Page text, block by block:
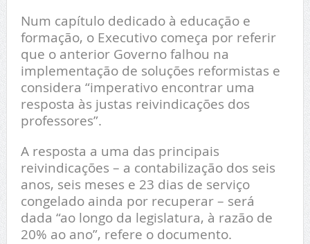
Num capítulo dedicado à educação e
formação, o Executivo começa por referir
que o anterior Governo falhou na
implementação de soluções reformistas e
considera “imperativo encontrar uma
resposta às justas reivindicações dos
professores”.
A resposta a uma das principais
reivindicações – a contabilização dos seis
anos, seis meses e 23 dias de serviço
congelado ainda por recuperar – será
dada “ao longo da legislatura, à razão de
20% ao ano”, refere o documento.